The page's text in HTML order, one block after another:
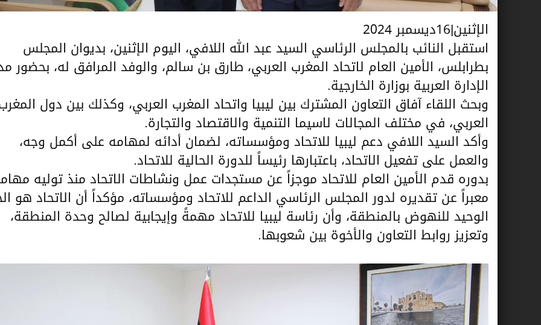
الإثنين|16ديسمبر 2024
استقبل النائب بالمجلس الرئاسي السيد عبد الله اللافي، اليوم الإثنين، بديوان المجلس
بطرابلس، الأمين العام لاتحاد المغرب العربي، طارق بن سالم، والوفد المرافق له، بحضور
الإدارة العربية بوزارة الخارجية.
وبحث اللقاء آفاق التعاون المشترك بين ليبيا واتحاد المغرب العربي، وكذلك بين دول
العربي، في مختلف المجالات لاسيما التنمية والاقتصاد والتجارة.
وأكد السيد اللافي دعم ليبيا للاتحاد ومؤسساته، لضمان أدائه لمهامه على أكمل وجه،
والعمل على تفعيل الاتحاد، باعتبارها رئيساً للدورة الحالية للاتحاد.
بدوره قدم الأمين العام للاتحاد موجزاً عن مستجدات عمل ونشاطات الاتحاد منذ توليه
معبراً عن تقديره لدور المجلس الرئاسي الداعم للاتحاد ومؤسساته، مؤكداً أن الاتحاد هو
الوحيد للنهوض بالمنطقة، وأن رئاسة ليبيا للاتحاد مهمةً وإيجابية لصالح وحدة المنطقة،
وتعزيز روابط التعاون والأخوة بين شعوبها.